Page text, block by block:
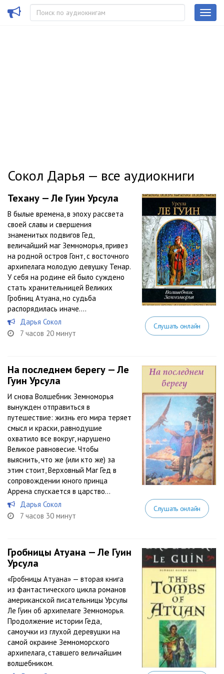
Сокол Дарья — все аудиокниги
Техану — Ле Гуин Урсула
В былые времена, в эпоху рассвета
своей славы и свершения
знаменитых подвигов Гед,
величайший маг Земноморья, привез
на родной остров Гонт, с восточного
архипелага молодую девушку Тенар.
У себя на родине ей было суждено
стать хранительницей Великих
Гробниц Атуана, но судьба
распорядилась иначе....
Дарья Сокол
7 часов 20 минут
Слушать онлайн
На последнем берегу — Ле
Гуин Урсула
И снова Волшебник Земноморья
вынужден отправиться в
путешествие: жизнь его мира теряет
смысл и краски, равнодушие
охватило все вокруг, нарушено
Великое равновесие. Чтобы
выяснить, что же (или кто же) за
этим стоит, Верховный Маг Гед в
сопровождении юного принца
Аррена спускается в царство...
Дарья Сокол
7 часов 30 минут
Слушать онлайн
Гробницы Атуана — Ле Гуин
Урсула
«Гробницы Атуана» — вторая книга
из фантастического цикла романов
американской писательницы Урсулы
Ле Гуин об архипелаге Земноморья.
Продолжение истории Геда,
самоучки из глухой деревушки на
самой окраине Земноморского
архипелага, ставшего величайшим
волшебником.